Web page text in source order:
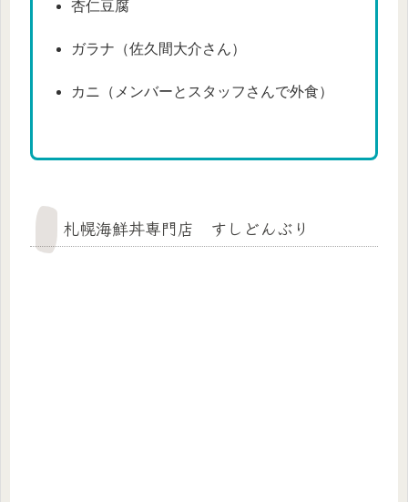
杏仁豆腐
ガラナ（佐久間大介さん）
カニ（メンバーとスタッフさんで外食）
札幌海鮮丼専門店 すしどんぶり